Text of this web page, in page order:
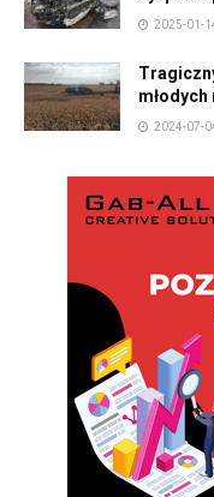
2025-01-
młodych
2024-07-